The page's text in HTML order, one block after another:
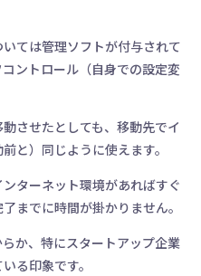
ては管理ソフトが付与されて
ントロール（自身での設定変
させたとしても、移動先でイ
と）同じように使えます。
ターネット環境があればすぐ
までに時間が掛かりません。
か、特にスタートアップ企業
る印象です。